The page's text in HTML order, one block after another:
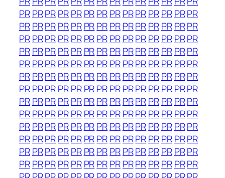
PRPRPRPRPR PRPRPRPRPRPRPR PRPR
PRPRPRPRPR PRPRPRPRPRPRPR PRPR
PRPRPRPRPR PRPRPRPRPRPRPR PRPR
PRPRPRPRPR PRPRPRPRPRPRPR PRPR
PRPRPRPRPR PRPRPRPRPRPRPR PRPR
PRPRPRPRPR PRPRPRPRPRPRPR PRPR
PRPRPRPRPR PRPRPRPRPRPRPR PRPR
PRPRPRPRPR PRPRPRPRPRPRPR PRPR
PRPRPRPRPR PRPRPRPRPRPRPR PRPR
PRPRPRPRPR PRPRPRPRPRPRPR PRPR
PRPRPRPRPR PRPRPRPRPRPRPR PRPR
PRPRPRPRPR PRPRPRPRPRPRPR PRPR
PRPRPRPRPR PRPRPRPRPRPRPR PRPR